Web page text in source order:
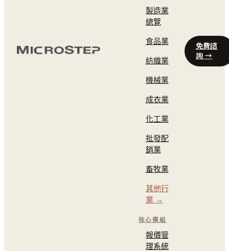
製造業
總覽
食品業
紡織業
機械業
成衣業
化工業
批發配
銷業
畜牧業
其他行
業 →
核心模組
報價管
理系統
免費諮
詢 →